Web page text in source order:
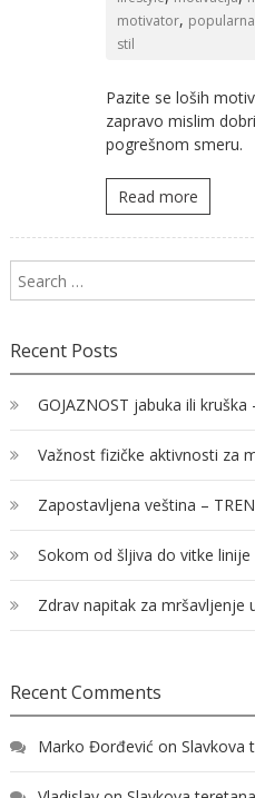
motivator,
stil
Pazite se loših
zapravo mislim
pogrešnom smeru.
Read more
Recent Posts
GOJAZNOST jabuka ili
Važnost fizičke aktivnosti za
Zapostavljena veština –
Sokom od šljiva do vitke linije
Zdrav napitak za mršavljenje
Recent Comments
Marko Đorđević on Slavkova